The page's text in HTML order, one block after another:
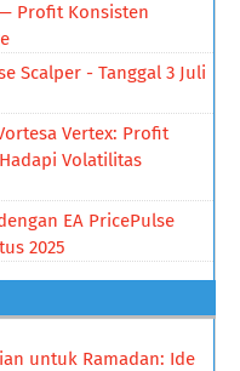
Profit Konsisten
Scalper - Tanggal 3 Juli
Vertex: Profit
Volatilitas
EA PricePulse
2025
untuk Ramadan: Ide